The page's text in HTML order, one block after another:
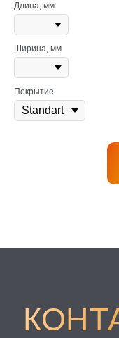
Длина, мм
Ширина, мм
Покрытие